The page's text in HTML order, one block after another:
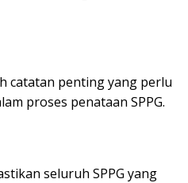
catatan penting yang perlu
proses penataan SPPG.
seluruh SPPG yang